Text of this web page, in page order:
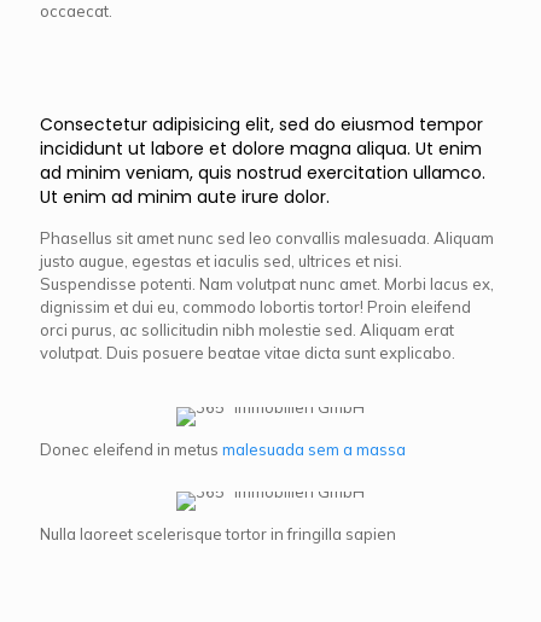
occaecat.
Consectetur adipisicing elit, sed do eiusmod tempor
incididunt ut labore et dolore magna aliqua. Ut enim
ad minim veniam, quis nostrud exercitation ullamco.
Ut enim ad minim aute irure dolor.
Phasellus sit amet nunc sed leo convallis malesuada. Aliquam
justo augue, egestas et iaculis sed, ultrices et nisi.
Suspendisse potenti. Nam volutpat nunc amet. Morbi lacus ex,
dignissim et dui eu, commodo lobortis tortor! Proin eleifend
orci purus, ac sollicitudin nibh molestie sed. Aliquam erat
volutpat. Duis posuere beatae vitae dicta sunt explicabo.
Donec eleifend in metus malesuada sem a massa
Nulla laoreet scelerisque tortor in fringilla sapien